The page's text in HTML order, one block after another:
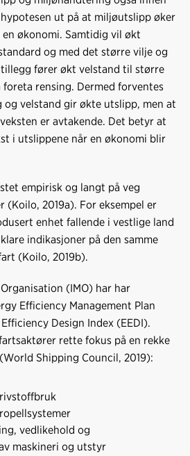
ut på at miljøutslipp øker
økonomi. Samtidig vil økt
og med det større vilje og
fører økt velstand til større
rensing. Dermed forventes
velstand gir økte utslipp, men at
er avtakende. Det betyr at
i utslippene når en økonomi blir
empirisk og langt på veg
(Koilo, 2019a). For eksempel er
enhet fallende i vestlige land
indikasjoner på den samme
(Koilo, 2019b).
(IMO) har har
Efficiency Management Plan
Design Index (EEDI).
rette fokus på en rekke
Shipping Council, 2019):
vedlikehold og
maskineri og utstyr